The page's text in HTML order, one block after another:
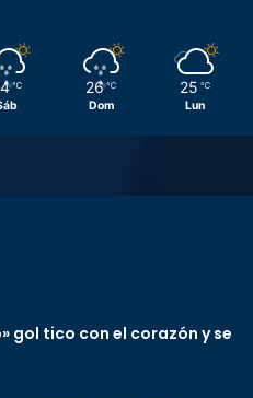
℃ 26 ℃
Dom
25 ℃
Lun
gol tico con el corazón y se